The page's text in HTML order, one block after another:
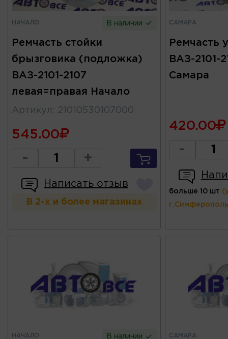
НАЧАЛО В наличии
Ремчасть стойки
брызговика (подложка)
ВАЗ-2101-2107
левая=правая Начало
Артикул : 21010530107000
545.00
- +
Написать отзыв
В 2-х и более магазинах
САМАРА
Ремчасть
ВАЗ-2101-
Самара
420.00
-
больше 10 шт
НАЧАЛО В наличии САМАРА